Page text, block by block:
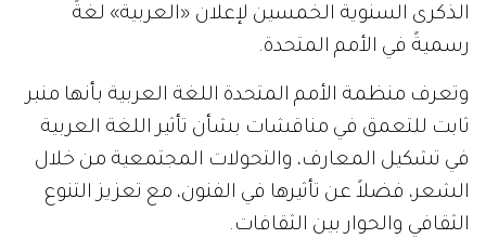
الذكرى السنوية الخمسين لإعلان «العربية» لغةً
رسميةً في الأمم المتحدة.
وتعرف منظمة الأمم المتحدة اللغة العربية بأنها منبر
ثابت للتعمق في مناقشات بشأن تأثير اللغة العربية
في تشكيل المعارف، والتحولات المجتمعية من خلال
الشعر، فضلاً عن تأثيرها في الفنون، مع تعزيز التنوع
الثقافي والحوار بين الثقافات.